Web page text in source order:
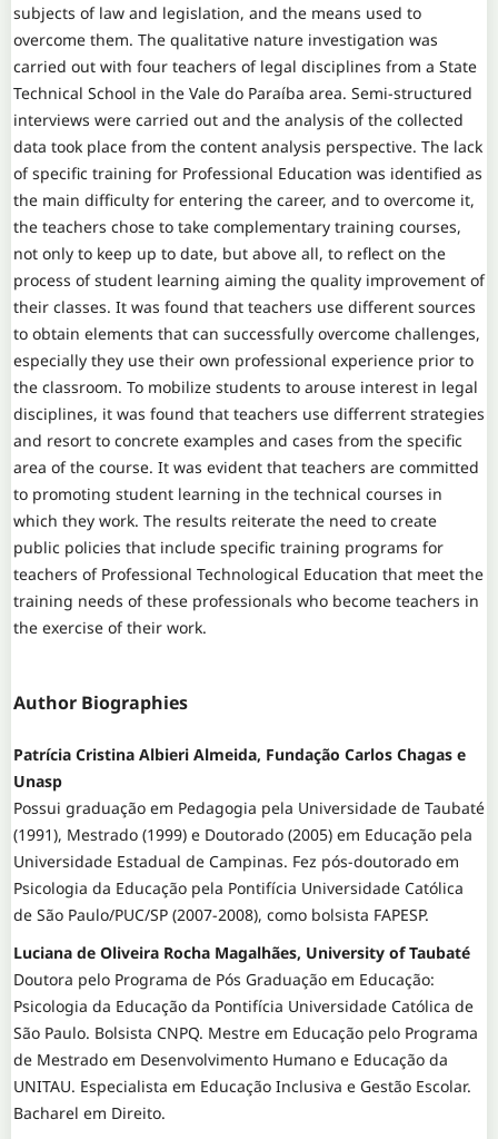
subjects of law and legislation, and the means used to
overcome them. The qualitative nature investigation was
carried out with four teachers of legal disciplines from a State
Technical School in the Vale do Paraíba area. Semi-structured
interviews were carried out and the analysis of the collected
data took place from the content analysis perspective. The lack
of specific training for Professional Education was identified as
the main difficulty for entering the career, and to overcome it,
the teachers chose to take complementary training courses,
not only to keep up to date, but above all, to reflect on the
process of student learning aiming the quality improvement of
their classes. It was found that teachers use different sources
to obtain elements that can successfully overcome challenges,
especially they use their own professional experience prior to
the classroom. To mobilize students to arouse interest in legal
disciplines, it was found that teachers use differrent strategies
and resort to concrete examples and cases from the specific
area of ​​the course. It was evident that teachers are committed
to promoting student learning in the technical courses in
which they work. The results reiterate the need to create
public policies that include specific training programs for
teachers of Professional Technological Education that meet the
training needs of these professionals who become teachers in
the exercise of their work.
Author Biographies
Patrícia Cristina Albieri Almeida, Fundação Carlos Chagas e
Unasp
Possui graduação em Pedagogia pela Universidade de Taubaté
(1991), Mestrado (1999) e Doutorado (2005) em Educação pela
Universidade Estadual de Campinas. Fez pós-doutorado em
Psicologia da Educação pela Pontifícia Universidade Católica
de São Paulo/PUC/SP (2007-2008), como bolsista FAPESP.
Luciana de Oliveira Rocha Magalhães, University of Taubaté
Doutora pelo Programa de Pós Graduação em Educação:
Psicologia da Educação da Pontifícia Universidade Católica de
São Paulo. Bolsista CNPQ. Mestre em Educação pelo Programa
de Mestrado em Desenvolvimento Humano e Educação da
UNITAU. Especialista em Educação Inclusiva e Gestão Escolar.
Bacharel em Direito.